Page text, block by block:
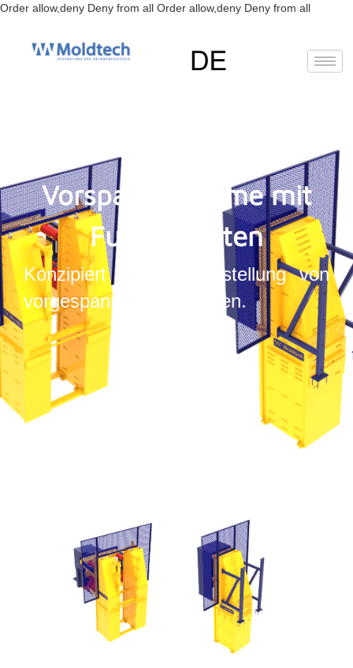
Order allow,deny Deny from all Order allow,deny Deny from allZum
Vorspannsysteme mit
Fundamenten
Konzipiert für die Herstellung von
vorgespannten Elementen.